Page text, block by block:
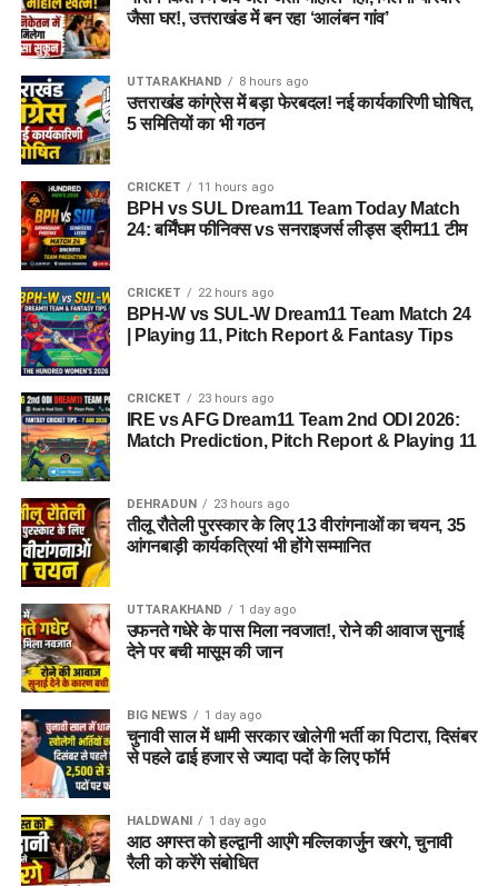
ही आगे की योजना बनाएं।जैसा घर!, उत्तराखंड में बन रहा ‘आलंबन गांव’
UTTARAKHAND 8 hours ago
उत्तराखंड कांग्रेस में बड़ा फेरबदल! नई कार्यकारिणी घोषित,
5 समितियों का भी गठन
CRICKET 11 hours ago
BPH vs SUL Dream11 Team Today Match
24: बर्मिंघम फीनिक्स vs सनराइजर्स लीड्स ड्रीम11 टीम
CRICKET 22 hours ago
BPH-W vs SUL-W Dream11 Team Match 24
| Playing 11, Pitch Report & Fantasy Tips
CRICKET 23 hours ago
IRE vs AFG Dream11 Team 2nd ODI 2026:
Match Prediction, Pitch Report & Playing 11
DEHRADUN 23 hours ago
तीलू रौतेली पुरस्कार के लिए 13 वीरांगनाओं का चयन, 35
आंगनबाड़ी कार्यकत्रियां भी होंगे सम्मानित
UTTARAKHAND 1 day ago
उफनते गधेरे के पास मिला नवजात!, रोने की आवाज सुनाई
देने पर बची मासूम की जान
BIG NEWS 1 day ago
चुनावी साल में धामी सरकार खोलेगी भर्ती का पिटारा, दिसंबर
से पहले ढाई हजार से ज्यादा पदों के लिए फॉर्म
HALDWANI 1 day ago
आठ अगस्त को हल्द्वानी आएंगे मल्लिकार्जुन खरगे, चुनावी
रैली को करेंगे संबोधित